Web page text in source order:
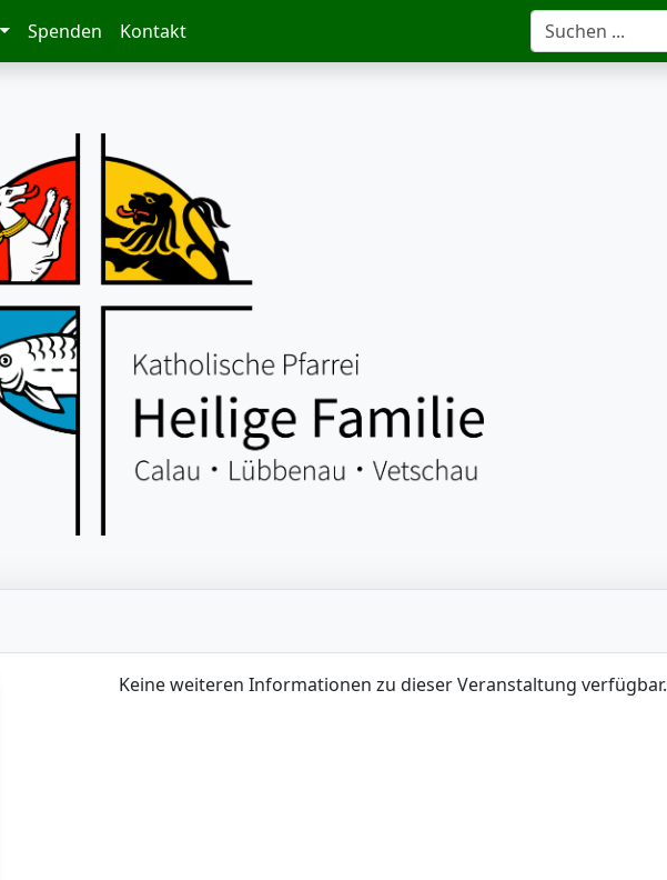
Spenden Kontakt
Keine weiteren Informationen zu dieser Veranstaltung verfügbar.